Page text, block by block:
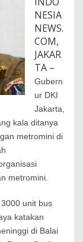
NESIA
NEWS.
COM,
JAKAR
TA –
Gubern
ur DKI
Jakarta,
kala ditanya
metromini di
metromini.
unit bus
katakan
di Balai